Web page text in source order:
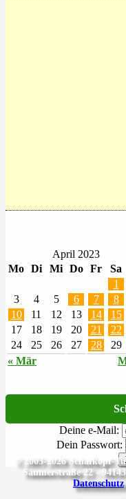
April 2023
Mo Di Mi Do Fr Sa
« Mär
1
3
4 5 6 7 8
10
11 12 13 14 15
17
18 19 20 21 22
24
25 26 27 28 29
Deine e-Mail:
Dein Passwort:
© 2003-2026 Schafkopf-
Säumerstraße 22 -
Datenschutz